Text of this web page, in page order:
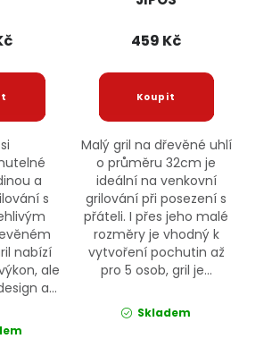
a
s
nabízí
ale
a...
459 Kč
Malý gril na dřevěné uhlí
o průměru 32cm je
ideální na venkovní
grilování při posezení s
přáteli. I přes jeho malé
rozměry je vhodný k
vytvoření pochutin až
pro 5 osob, gril je...
Skladem